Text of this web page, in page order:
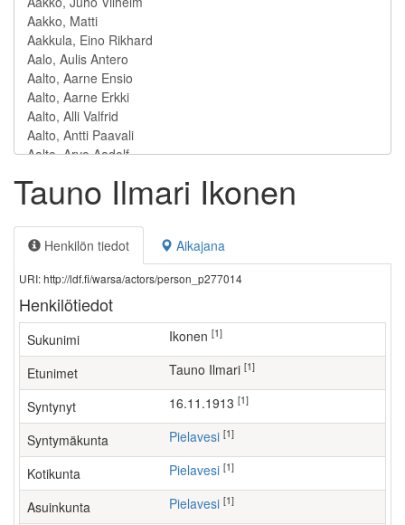
Tauno Ilmari Ikonen
Henkilön tiedot Aikajana
URI: http://ldf.fi/warsa/actors/person_p277014
Henkilötiedot
Sukunimi Ikonen [1]
Etunimet Tauno Ilmari [1]
Syntynyt 16.11.1913 [1]
Syntymäkunta Pielavesi [1]
Kotikunta Pielavesi [1]
Asuinkunta Pielavesi [1]